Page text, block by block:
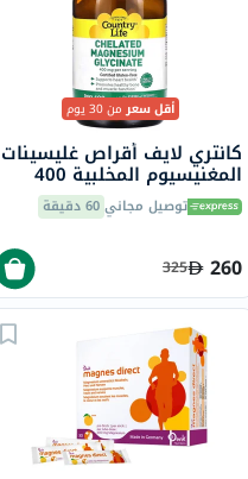
أقل سعرمن 30 يوم
كانتري لايف أقراص غليسينات
المغنيسيوم المخلبية 400
ملجم لصحة العظام والعضلات،
حزمة من 180توصيل مجاني60 دقيقة
260
325